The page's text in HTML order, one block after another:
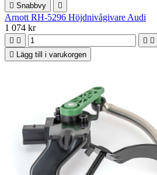
 Snabbvy 
Arnott RH-5296 Höjdnivågivare Audi
1 074 kr
   

Lägg till i varukorgen